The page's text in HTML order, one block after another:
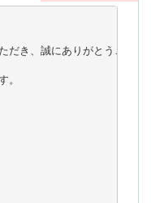
だき、誠にありがとうござい
。